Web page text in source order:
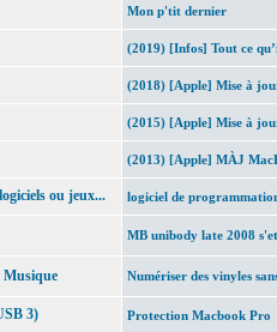
Mon p'tit dernier
(2019) [Infos] Tout ce
(2018) [Apple] Mise à
(2015) [Apple] Mise à
(2013) [Apple] MÀJ
ou jeux... logiciel de
MB unibody late 2008
Musique Numériser des vinyles
3) Protection Macbook Pro